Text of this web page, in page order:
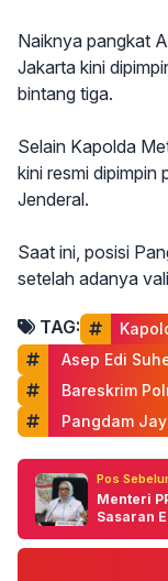
Naiknya pangkat
Jakarta kini
bintang tiga.
Selain Kapolda
kini resmi dipimpin
Jenderal.
Saat ini, posisi
setelah adanya
TAG:
Asep Edi
Bareskrim
Pangdam
Pos
Menteri
Sasaran